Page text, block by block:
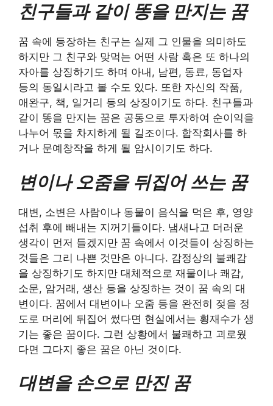
친구들과 같이 똥을 만지는 꿈
꿈 속에 등장하는 친구는 실제 그 인물을 의미하도
하지만 그 친구와 맞먹는 어떤 사람 혹은 또 하나의
자아를 상징하기도 하며 아내, 남편, 동료, 동업자
등의 동일시라고 볼 수도 있다. 또한 자신의 작품,
애완구, 책, 일거리 등의 상징이기도 하다. 친구들과
같이 똥을 만지는 꿈은 공동으로 투자하여 순이익을
나누어 몫을 차지하게 될 길조이다. 합작회사를 하
거나 문예창작을 하게 될 암시이기도 하다.
변이나 오줌을 뒤집어 쓰는 꿈
대변, 소변은 사람이나 동물이 음식을 먹은 후, 영양
섭취 후에 빼내는 지꺼기들이다. 냄새나고 더러운
생각이 먼저 들겠지만 꿈 속에서 이것들이 상징하는
것들은 그리 나쁜 것만은 아니다. 감정상의 불쾌감
을 상징하기도 하지만 대체적으로 재물이나 쾌감,
소문, 암거래, 생산 등을 상징하는 것이 꿈 속의 대
변이다. 꿈에서 대변이나 오줌 등을 완전히 젖을 정
도로 머리에 뒤집어 썼다면 현실에서는 횡재수가 생
기는 좋은 꿈이다. 그런 상황에서 불쾌하고 괴로웠
다면 그다지 좋은 꿈은 아닌 것이다.
대변을 손으로 만진 꿈